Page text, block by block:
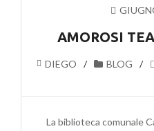
AMOROSI
DIEGO BLOG
La biblioteca comunale